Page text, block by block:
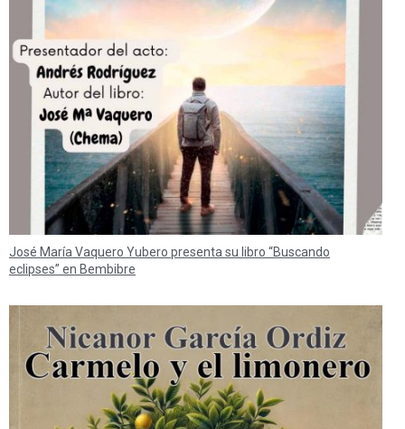
José María Vaquero Yubero presenta su libro “Buscando
eclipses” en Bembibre